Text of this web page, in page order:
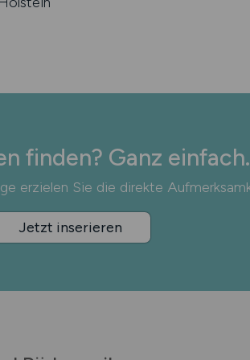
finden? Ganz einfach.
erzielen Sie die direkte
Jetzt inserieren